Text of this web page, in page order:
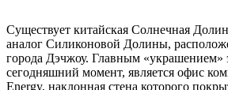
Существует китайская Солнечная
аналог Силиконовой Долины,
города Дэчжоу. Главным «украшением»
сегодняшний момент, является офис
Energy, наклонная стена которого